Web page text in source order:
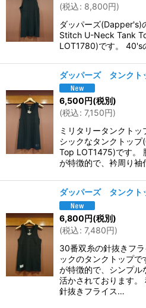
(税込: 8,800円)
ダッパーズ(Dapper's)
Stitch U-Neck Tank
LOT1780)です。 40's
ダッパーズ タンク
6,500円(税別)
(税込: 7,150円)
ミリタリータンクト
シックなタンクトッ
Top LOT1475)です。
が特徴的で、衿周り
ダッパーズ タンク
6,800円(税別)
(税込: 7,480円)
30番双糸の針抜きフ
ックのタンクトップで
が特徴的で、シンプル
活かされております。
針抜きフライス…